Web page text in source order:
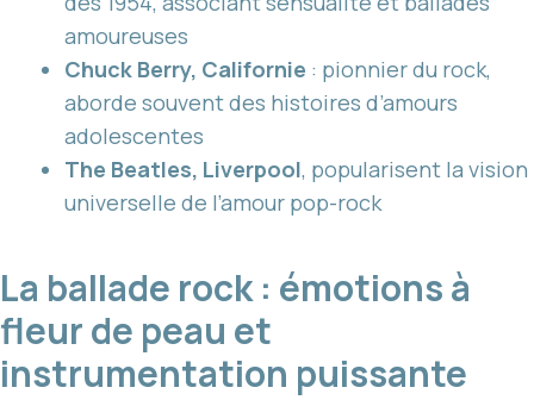
amoureuses
Chuck Berry, Californie : pionnier du rock,
aborde souvent des histoires d’amours
adolescentes
The Beatles, Liverpool, popularisent la vision
universelle de l’amour pop-rock
La ballade rock : émotions à
fleur de peau et
instrumentation puissante